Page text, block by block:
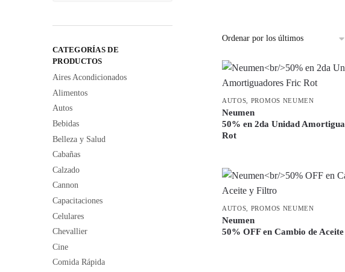
AUTOS PROMOS NEUMEN
Neumen
50% en 2da Unidad
Rot
AUTOS PROMOS NEUMEN
Neumen
50% OFF en Cambio de
CATEGORÍAS DE
PRODUCTOS
Aires Acondicionados
Alimentos
Autos
Bebidas
Belleza y Salud
Cabañas
Calzado
Cannon
Capacitaciones
Celulares
Chevallier
Cine
Comida Rápida